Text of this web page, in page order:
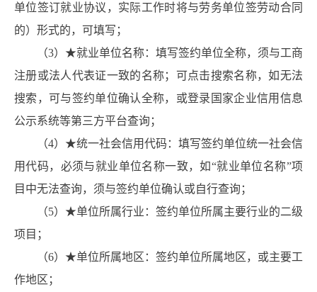
单位签订就业协议，实际工作时将与劳务单位签劳动合同
的）形式的，可填写；
（3）★就业单位名称：填写签约单位全称，须与工商
注册或法人代表证一致的名称；可点击搜索名称，如无法
搜索，可与签约单位确认全称，或登录国家企业信用信息
公示系统等第三方平台查询；
（4）★统一社会信用代码：填写签约单位统一社会信
用代码，必须与就业单位名称一致，如“就业单位名称”项
目中无法查询，须与签约单位确认或自行查询；
（5）★单位所属行业：签约单位所属主要行业的二级
项目；
（6）★单位所属地区：签约单位所属地区，或主要工
作地区；